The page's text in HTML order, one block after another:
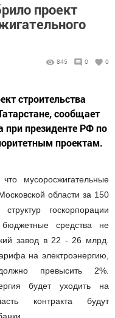
проект
845 0 0
строительства
сообщает
при президенте РФ по
проектам.
мусоросжигательные
области за 150
госкорпорации
средства не
завод в 22 - 26 млрд.
на электроэнергию,
превысить 2%.
будет уходить на
контракта будут